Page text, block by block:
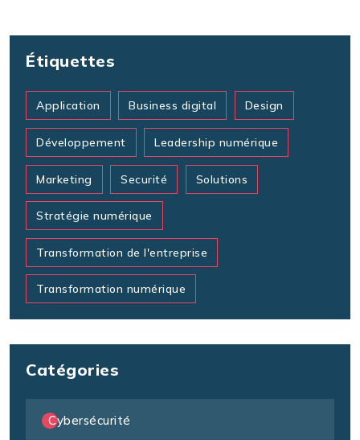
Étiquettes
Application Business digital Design
Développement Leadership numérique
Marketing Securité Solutions
Stratégie numérique
Transformation de l'entreprise
Transformation numérique
Catégories
Cybersécurité